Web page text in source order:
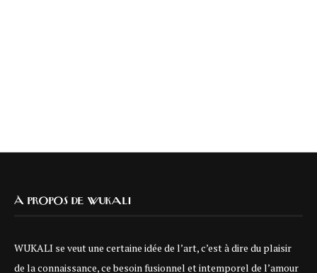
À PROPOS DE WUKALI
WUKALI se veut une certaine idée de l’art, c’est à dire du plaisir
de la connaissance, ce besoin fusionnel et intemporel de l’amour